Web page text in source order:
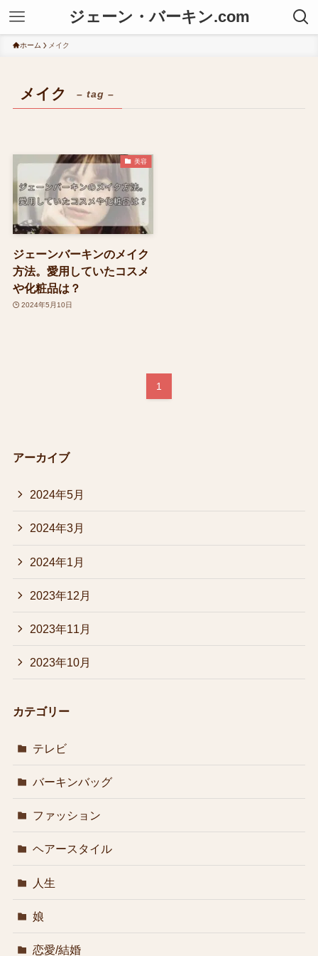
ジェーン・バーキン.com
ホーム メイク
メイク – tag –
美容
ジェーンバーキンのメイク
方法。愛用していたコスメ
や化粧品は？
2024年5月10日
1
アーカイブ
2024年5月
2024年3月
2024年1月
2023年12月
2023年11月
2023年10月
カテゴリー
テレビ
バーキンバッグ
ファッション
ヘアースタイル
人生
娘
恋愛/結婚